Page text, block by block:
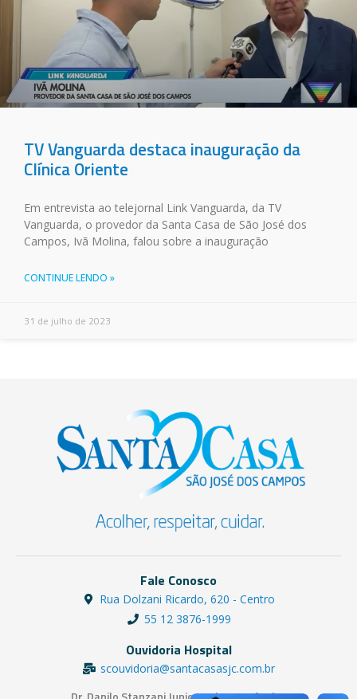
TV Vanguarda destaca inauguração da
Clínica Oriente
Em entrevista ao telejornal Link Vanguarda, da TV
Vanguarda, o provedor da Santa Casa de São José dos
Campos, Ivã Molina, falou sobre a inauguração
CONTINUE LENDO »
31 de julho de 2023
Fale Conosco
Rua Dolzani Ricardo, 620 - Centro
55 12 3876-1999
Ouvidoria Hospital
scouvidoria@santacasasjc.com.br